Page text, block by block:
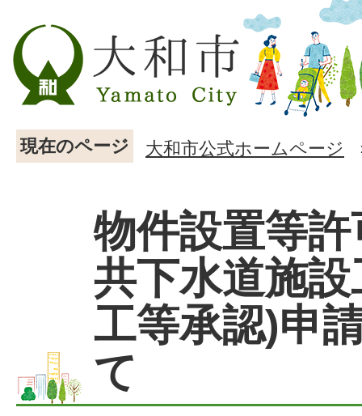
現在のページ 大和市公式ホームページ
物件設置等
共下水道施
工等承認)申
て